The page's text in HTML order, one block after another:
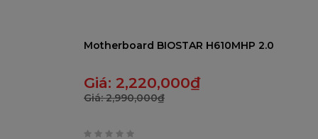
Motherboard BIOSTAR H610MHP 2.0
Giá: 2,220,000₫
Giá:2,990,000₫